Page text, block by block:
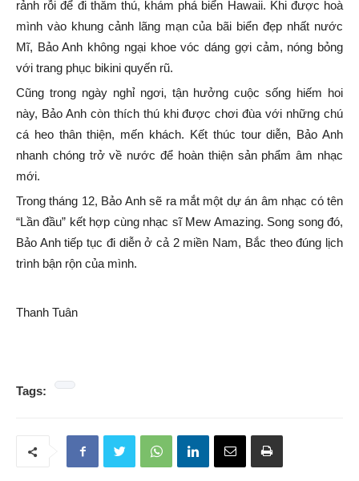
rảnh rỗi để đi thăm thú, khám phá biển Hawaii. Khi được hoà
mình vào khung cảnh lãng mạn của bãi biển đẹp nhất nước
Mĩ, Bảo Anh không ngại khoe vóc dáng gợi cảm, nóng bỏng
với trang phục bikini quyến rũ.
Cũng trong ngày nghỉ ngơi, tận hưởng cuộc sống hiếm hoi
này, Bảo Anh còn thích thú khi được chơi đùa với những chú
cá heo thân thiện, mến khách. Kết thúc tour diễn, Bảo Anh
nhanh chóng trở về nước để hoàn thiện sản phẩm âm nhạc
mới.
Trong tháng 12, Bảo Anh sẽ ra mắt một dự án âm nhạc có tên
“Lần đầu” kết hợp cùng nhạc sĩ Mew Amazing. Song song đó,
Bảo Anh tiếp tục đi diễn ở cả 2 miền Nam, Bắc theo đúng lịch
trình bận rộn của mình.
Thanh Tuân
Tags: